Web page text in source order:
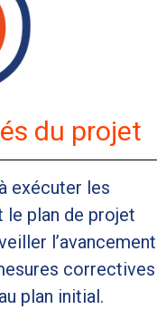
du projet
exécuter les
le plan de projet
l’avancement
correctives
plan initial.